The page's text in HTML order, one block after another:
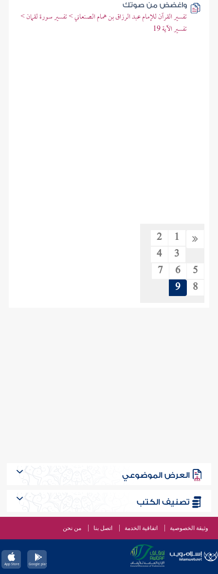
واغضض من صوتك
تفسير القرآن للإمام عبد الرزاق بن همام الصنعاني > تفسير سورة لقمان >
تفسير الآية 19
1
2
3
4
5
6
7
8
9
العرض الموضوعي
تصنيف الكتب
وثيقة الخصوصية اتفاقية الخدمة اتصل بنا من نحن